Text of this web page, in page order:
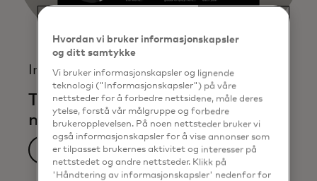
Infographic
The awakening of small and
medium enterprises
Download now
Hvordan vi bruker informasjonskapsler
og ditt samtykke
Vi bruker informasjonskapsler og lignende
teknologi ("Informasjonskapsler") på våre
nettsteder for å forbedre nettsidene, måle deres
ytelse, forstå vår målgruppe og forbedre
brukeropplevelsen. På noen nettsteder bruker vi
også informasjonskapsler for å vise annonser som
er tilpasset brukernes aktivitet og interesser på
nettstedet og andre nettsteder. Klikk på
'Håndtering av informasjonskapsler' nedenfor for